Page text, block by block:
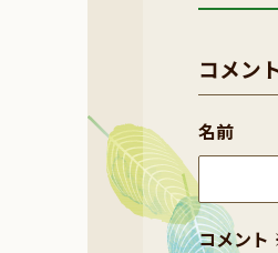
コメン
コメント
名前